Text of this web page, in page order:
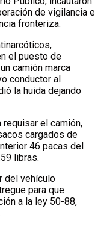
de vigilancia e
fronteriza.
el puesto de
camión marca
conductor al
la huida dejando
el camión,
cargados de
46 pacas del
libras.
del vehículo
para que
a la ley 50-88,